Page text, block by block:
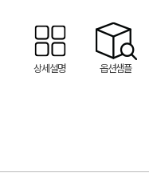
상세설명 옵션샘플